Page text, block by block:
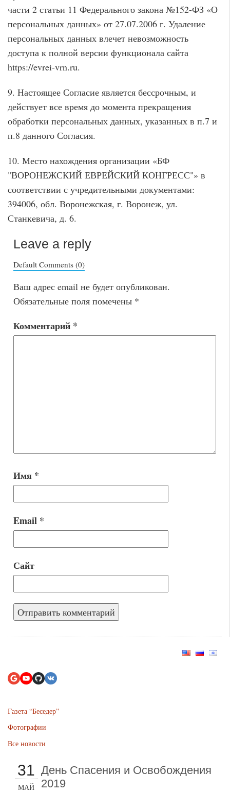
части 2 статьи 11 Федерального закона №152-ФЗ «О
персональных данных» от 27.07.2006 г. Удаление
персональных данных влечет невозможность
доступа к полной версии функционала сайта
https://evrei-vrn.ru.
9. Настоящее Согласие является бессрочным, и
действует все время до момента прекращения
обработки персональных данных, указанных в п.7 и
п.8 данного Согласия.
10. Место нахождения организации «БФ
"ВОРОНЕЖСКИЙ ЕВРЕЙСКИЙ КОНГРЕСС"» в
соответствии с учредительными документами:
394006, обл. Воронежская, г. Воронеж, ул.
Станкевича, д. 6.
Leave a reply
Default Comments (0)
Ваш адрес email не будет опубликован.
Обязательные поля помечены *
Комментарий *
Имя *
Email *
Сайт
Газета “Беседер”
Фотографии
Все новости
31
МАЙ
День Спасения и Освобождения
2019